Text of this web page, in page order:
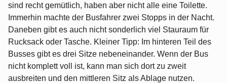
sind recht gemütlich, haben aber nicht alle eine Toilette.
Immerhin machte der Busfahrer zwei Stopps in der Nacht.
Daneben gibt es auch nicht sonderlich viel Stauraum für
Rucksack oder Tasche. Kleiner Tipp: Im hinteren Teil des
Busses gibt es drei Sitze nebeneinander. Wenn der Bus
nicht komplett voll ist, kann man sich dort zu zweit
ausbreiten und den mittleren Sitz als Ablage nutzen.